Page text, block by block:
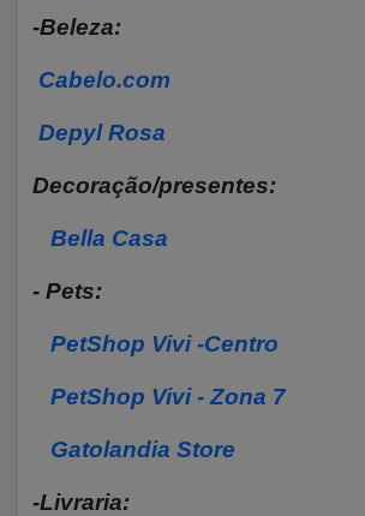
-Beleza:
Cabelo.com
Depyl Rosa
Decoração/presentes:
Bella Casa
- Pets:
PetShop Vivi -Centro
PetShop Vivi - Zona 7
Gatolandia Store
-Livraria: